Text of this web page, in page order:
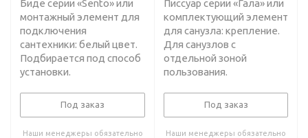
Биде серии «Sento» или
монтажный элемент для
подключения
сантехники: белый цвет.
Подбирается под способ
установки.
Под заказ
Наши менеджеры обязательно
Писсуар серии «Гала» или
комплектующий элемент
для санузла: крепление.
Для санузлов с
отдельной зоной
пользования.
Под заказ
Наши менеджеры обязательно